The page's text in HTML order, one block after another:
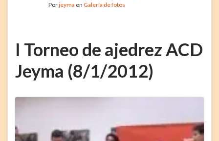
Porjeyma en Galería de fotos
I Torneo de ajedrez ACD
Jeyma (8/1/2012)